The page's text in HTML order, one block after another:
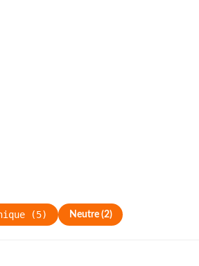
(5) Neutre(2)